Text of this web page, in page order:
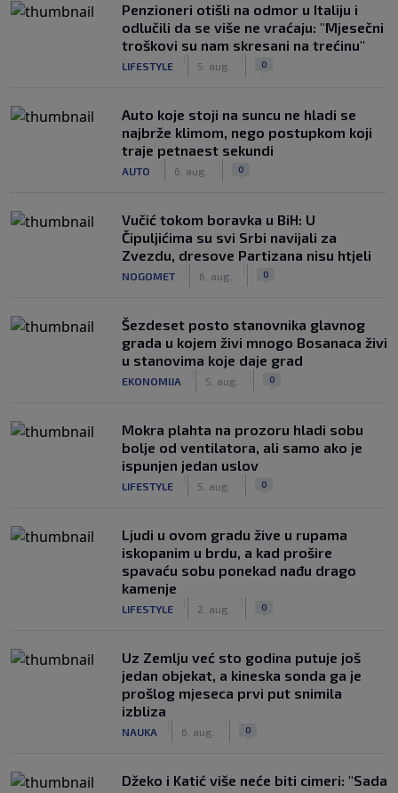
Penzioneri otišli na odmor u Italiju i
odlučili da se više ne vraćaju: "Mjesečni
troškovi su nam skresani na trećinu"
LIFESTYLE 5. aug. 0
Auto koje stoji na suncu ne hladi se
najbrže klimom, nego postupkom koji
traje petnaest sekundi
AUTO 6. aug. 0
Vučić tokom boravka u BiH: U
Čipuljićima su svi Srbi navijali za
Zvezdu, dresove Partizana nisu htjeli
NOGOMET 6. aug. 0
Šezdeset posto stanovnika glavnog
grada u kojem živi mnogo Bosanaca živi
u stanovima koje daje grad
EKONOMIJA 5. aug. 0
Mokra plahta na prozoru hladi sobu
bolje od ventilatora, ali samo ako je
ispunjen jedan uslov
LIFESTYLE 5. aug. 0
Ljudi u ovom gradu žive u rupama
iskopanim u brdu, a kad prošire
spavaću sobu ponekad nađu drago
kamenje
LIFESTYLE 2. aug. 0
Uz Zemlju već sto godina putuje još
jedan objekat, a kineska sonda ga je
prošlog mjeseca prvi put snimila
izbliza
NAUKA 6. aug. 0
Džeko i Katić više neće biti cimeri: "Sada